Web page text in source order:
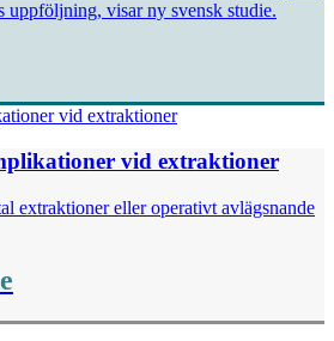
uppföljning, visar ny svensk studie.
vid extraktioner
extraktioner eller operativt avlägsnande